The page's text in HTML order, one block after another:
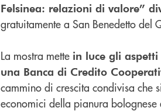
Felsinea: relazioni di valore”
gratuitamente a San Benedetto del
La mostra mette in luce gli
una Banca di Credito
cammino di crescita condivisa che
economici della pianura